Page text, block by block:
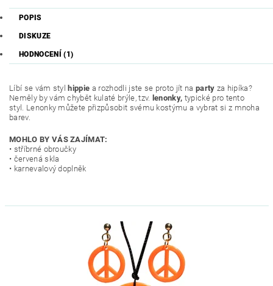
POPIS
DISKUZE
HODNOCENÍ (1)
Líbí se vám styl hippie a rozhodli jste se proto jít na party za hipíka?
Neměly by vám chybět kulaté brýle, tzv. lenonky, typické pro tento
styl. Lenonky můžete přizpůsobit svému kostýmu a vybrat si z mnoha
barev.
MOHLO BY VÁS ZAJÍMAT:
• stříbrné obroučky
• červená skla
• karnevalový doplněk